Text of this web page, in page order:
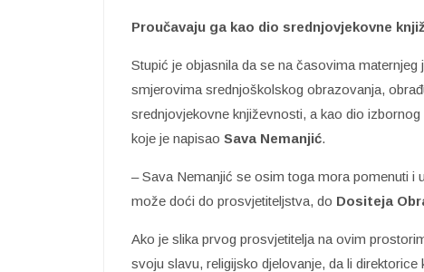
Proučavaju ga kao dio srednjovjekovne
Stupić je objasnila da se na časovima
smjerovima srednjoškolskog obrazovanja,
srednjovjekovne književnosti, a kao dio
koje je napisao Sava Nemanjić.
– Sava Nemanjić se osim toga mora pomenuti i
može doći do prosvjetiteljstva, do Dositeja
Ako je slika prvog prosvjetitelja na ovim
svoju slavu, religijsko djelovanje, da li